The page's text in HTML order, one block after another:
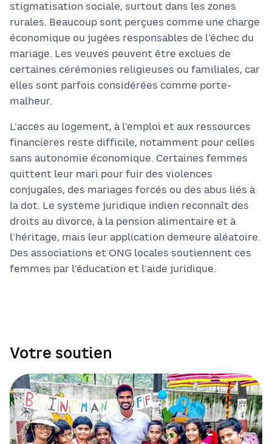
stigmatisation sociale, surtout dans les zones
rurales. Beaucoup sont perçues comme une charge
économique ou jugées responsables de l’échec du
mariage. Les veuves peuvent être exclues de
certaines cérémonies religieuses ou familiales, car
elles sont parfois considérées comme porte-
malheur.
L’accès au logement, à l’emploi et aux ressources
financières reste difficile, notamment pour celles
sans autonomie économique. Certaines femmes
quittent leur mari pour fuir des violences
conjugales, des mariages forcés ou des abus liés à
la dot. Le système juridique indien reconnaît des
droits au divorce, à la pension alimentaire et à
l’héritage, mais leur application demeure aléatoire.
Des associations et ONG locales soutiennent ces
femmes par l’éducation et l’aide juridique.
Votre soutien